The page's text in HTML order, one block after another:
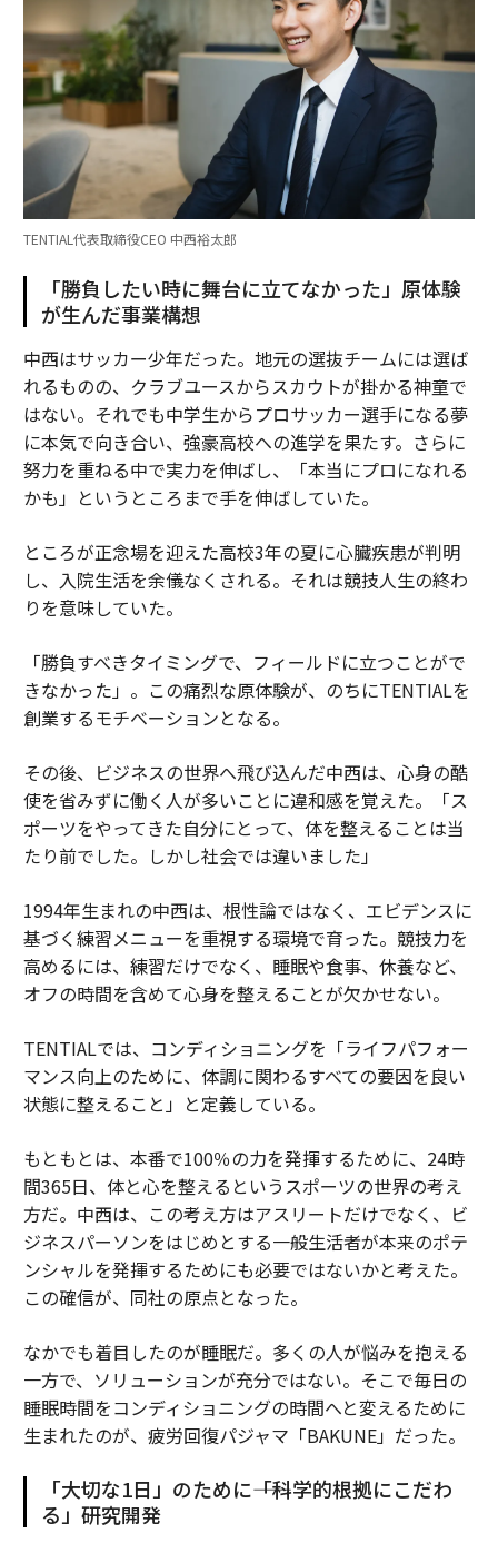
TENTIAL代表取締役CEO 中西裕太郎
「勝負したい時に舞台に立てなかった」原体験
が生んだ事業構想
中西はサッカー少年だった。地元の選抜チームには選ば
れるものの、クラブユースからスカウトが掛かる神童で
はない。それでも中学生からプロサッカー選手になる夢
に本気で向き合い、強豪高校への進学を果たす。さらに
努力を重ねる中で実力を伸ばし、「本当にプロになれる
かも」というところまで手を伸ばしていた。
ところが正念場を迎えた高校3年の夏に心臓疾患が判明
し、入院生活を余儀なくされる。それは競技人生の終わ
りを意味していた。
「勝負すべきタイミングで、フィールドに立つことがで
きなかった」。この痛烈な原体験が、のちにTENTIALを
創業するモチベーションとなる。
その後、ビジネスの世界へ飛び込んだ中西は、心身の酷
使を省みずに働く人が多いことに違和感を覚えた。「ス
ポーツをやってきた自分にとって、体を整えることは当
たり前でした。しかし社会では違いました」
1994年生まれの中西は、根性論ではなく、エビデンスに
基づく練習メニューを重視する環境で育った。競技力を
高めるには、練習だけでなく、睡眠や食事、休養など、
オフの時間を含めて心身を整えることが欠かせない。
TENTIALでは、コンディショニングを「ライフパフォー
マンス向上のために、体調に関わるすべての要因を良い
状態に整えること」と定義している。
もともとは、本番で100％の力を発揮するために、24時
間365日、体と心を整えるというスポーツの世界の考え
方だ。中西は、この考え方はアスリートだけでなく、ビ
ジネスパーソンをはじめとする一般生活者が本来のポテ
ンシャルを発揮するためにも必要ではないかと考えた。
この確信が、同社の原点となった。
なかでも着目したのが睡眠だ。多くの人が悩みを抱える
一方で、ソリューションが充分ではない。そこで毎日の
睡眠時間をコンディショニングの時間へと変えるために
生まれたのが、疲労回復パジャマ「BAKUNE」だった。
「大切な1日」のために――「科学的根拠にこだわ
る」研究開発